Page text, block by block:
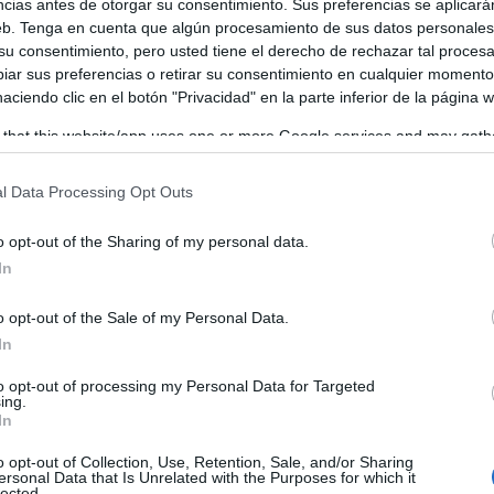
antes de otorgar su consentimiento. Sus preferencias se
Tenga en cuenta que algún procesamiento de sus datos
consentimiento, pero usted tiene el derecho de rechazar tal
sus preferencias o retirar su consentimiento en cualquier
clic en el botón "Privacidad" en la parte inferior de la página
that this website/app uses one or more Google services and may
but not limited to your visit or usage behaviour. You may
consent section.
Data Processing Opt Outs
opt-out of the Sharing of my personal data.
opt-out of the Sale of my Personal Data.
opt-out of processing my Personal Data for Targeted
opt-out of Collection, Use, Retention, Sale, and/or Sharing
Data that Is Unrelated with the Purposes for which it
delegado de Cultura, Educación, Publicaciones e
de Plena inclusión Castilla-La Mancha, Daniel
intelectual del servicio Entorno Fácil.